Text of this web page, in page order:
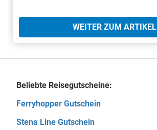
WEITER ZUM ARTIKEL
Beliebte Reisegutscheine:
Ferryhopper Gutschein
Stena Line Gutschein